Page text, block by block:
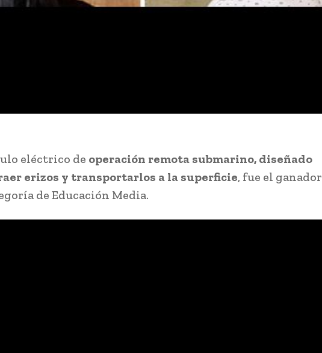
eléctrico de operación remota submarino, diseñado
erizos y transportarlos a la superficie, fue el ganador
de Educación Media.